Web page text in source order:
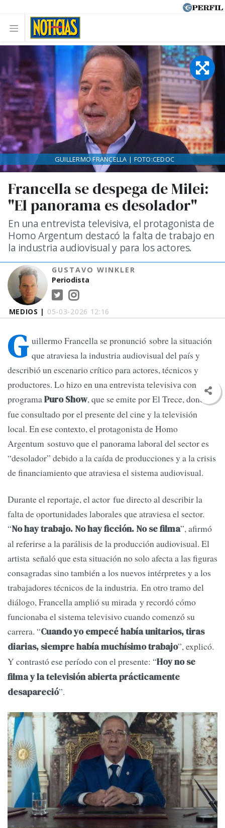
MEDIOS | 05-03-2026 12:16
Francella se despega de Milei:
"El panorama es desolador"
En una entrevista televisiva, el protagonista de
Homo Argentum destacó la falta de trabajo en
la industria audiovisual y para los actores.
GUSTAVO WINKLER
Periodista
GUILLERMO FRANCELLA | FOTO:CEDOC
G uillermo Francella se pronunció sobre la situación
que atraviesa la industria audiovisual del país y
describió un escenario crítico para actores, técnicos y
productores. Lo hizo en una entrevista televisiva con el
programaPuro Show, que se emite por El Trece, donde
fue consultado por el presente del cine y la televisión
local. En ese contexto, el protagonista de Homo
Argentum sostuvo que el panorama laboral del sector es
“desolador” debido a la caída de producciones y a la crisis
de financiamiento que atraviesa el sistema audiovisual.
Durante el reportaje, el actor fue directo al describir la
falta de oportunidades laborales que atraviesa el sector.
“No hay trabajo. No hay ficción. No se filma”, afirmó
al referirse a la parálisis de la producción audiovisual. El
artista señaló que esta situación no solo afecta a las figuras
consagradas sino también a los nuevos intérpretes y a los
trabajadores técnicos de la industria. En otro tramo del
diálogo, Francella amplió su mirada y recordó cómo
funcionaba el sistema televisivo cuando comenzó su
carrera. “Cuando yo empecé había unitarios, tiras
diarias, siempre había muchísimo trabajo”, explicó.
Y contrastó ese período con el presente: “Hoy no se
filma y la televisión abierta prácticamente
desapareció”.